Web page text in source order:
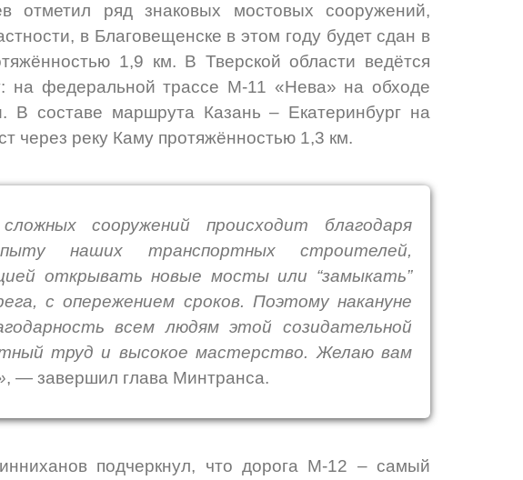
отметил ряд знаковых мостовых сооружений,
в Благовещенске в этом году будет сдан в
1,9 км. В Тверской области ведётся
на федеральной трассе М-11 «Нева» на обходе
составе маршрута Казань – Екатеринбург на
через реку Каму протяжённостью 1,3 км.
сооружений происходит благодаря
наших транспортных строителей,
открывать новые мосты или “замыкать”
с опережением сроков. Поэтому накануне
всем людям этой созидательной
труд и высокое мастерство. Желаю вам
, —завершил глава Минтранса.
подчеркнул, что дорога М-12 – самый